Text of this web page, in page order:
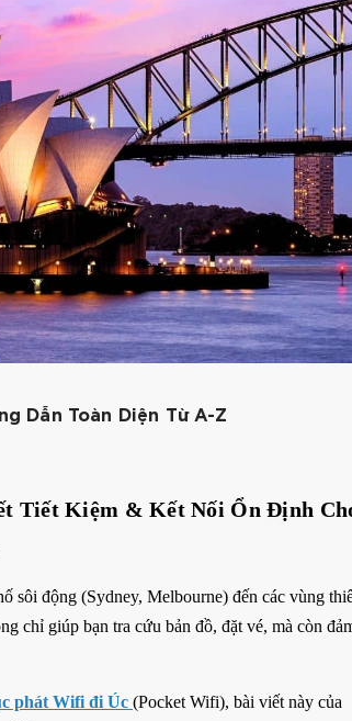
Dẫn Toàn Diện Từ A-Z
Tiết Kiệm & Kết Nối Ổn Định
sôi động (Sydney, Melbourne) đến các vùng
chỉ giúp bạn tra cứu bản đồ, đặt vé, mà còn
phát Wifi đi Úc (Pocket Wifi), bài viết này của